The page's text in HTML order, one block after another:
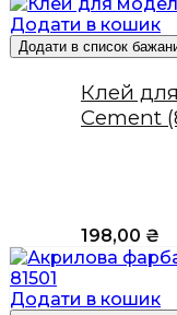
Додати в кошик
Додати в список
Клей
Cement
198,00 ₴
Додати в кошик